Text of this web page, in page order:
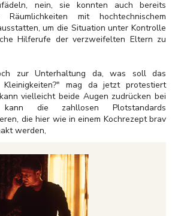
nein, sie konnten auch bereits
mit hochtechnischem
um die Situation unter Kontrolle
Hilferufe der verzweifelten Eltern zu
zur Unterhaltung da, was soll das
mag da jetzt protestiert
vielleicht beide Augen zudrücken bei
die zahllosen Plotstandards
die hier wie in einem Kochrezept brav
werden,